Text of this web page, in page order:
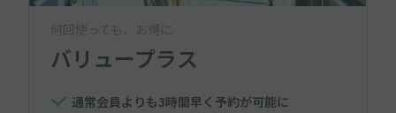
何回使っても、お得に
バリュープラス
通常会員よりも3時間早く予約が可能に